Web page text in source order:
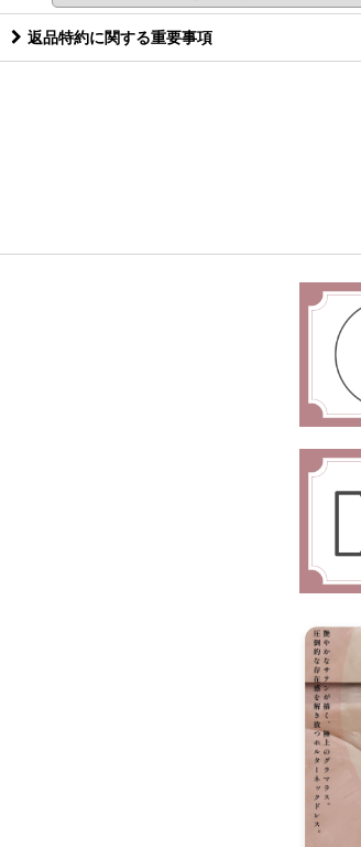
返品特約に関する重要事項